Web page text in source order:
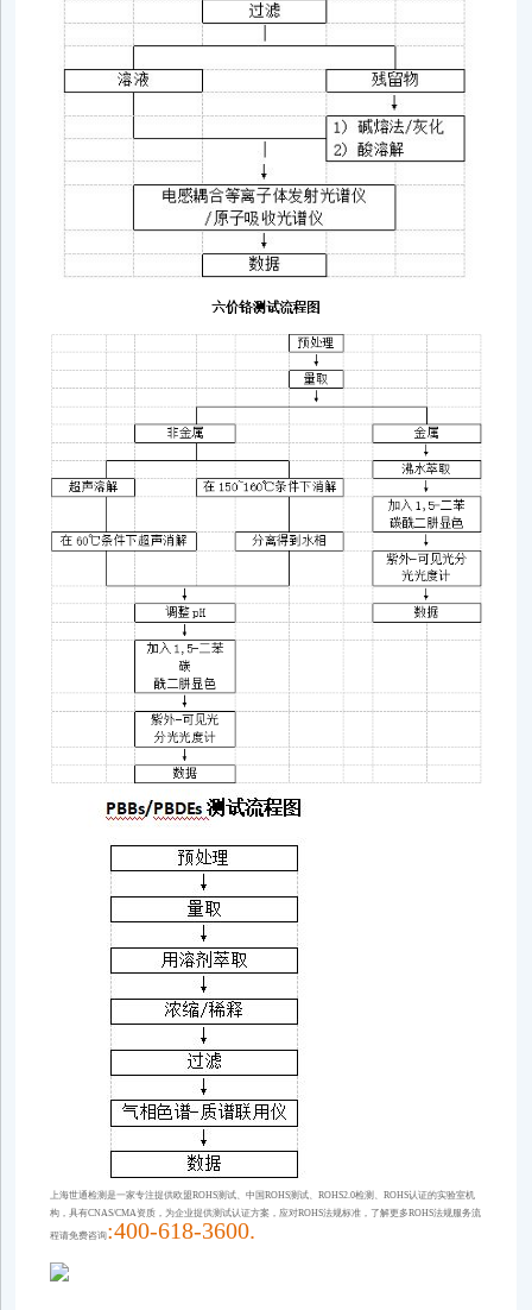
上海世通检测是一家专注提供欧盟ROHS测试、中国ROHS测试、ROHS2.0检测、ROHS认证的实验室机
构，具有CNAS/CMA资质，为企业提供测试认证方案，应对ROHS法规标准，了解更多ROHS法规服务流
程请免费咨询:400-618-3600.